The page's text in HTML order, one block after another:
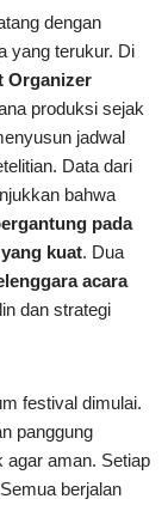
dengan
yang terukur. Di
Organizer
produksi sejak
jadwal
Data dari
bahwa
pada
kuat. Dua
acara
dan strategi
festival dimulai.
panggung
agar aman. Setiap
berjalan